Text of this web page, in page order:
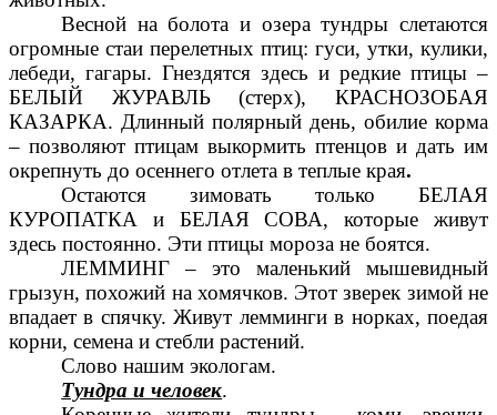
Весной на болота и озера тундры слетаются
огромные стаи перелетных птиц: гуси, утки, кулики,
лебеди, гагары. Гнездятся здесь и редкие птицы –
БЕЛЫЙ ЖУРАВЛЬ (стерх), КРАСНОЗОБАЯ
КАЗАРКА. Длинный полярный день, обилие корма
– позволяют птицам выкормить птенцов и дать им
окрепнуть до осеннего отлета в теплые края.
Остаются зимовать только БЕЛАЯ
КУРОПАТКА и БЕЛАЯ СОВА, которые живут
здесь постоянно. Эти птицы мороза не боятся.
ЛЕММИНГ – это маленький мышевидный
грызун, похожий на хомячков. Этот зверек зимой не
впадает в спячку. Живут лемминги в норках, поедая
корни, семена и стебли растений.
Слово нашим экологам.
Тундра и человек.